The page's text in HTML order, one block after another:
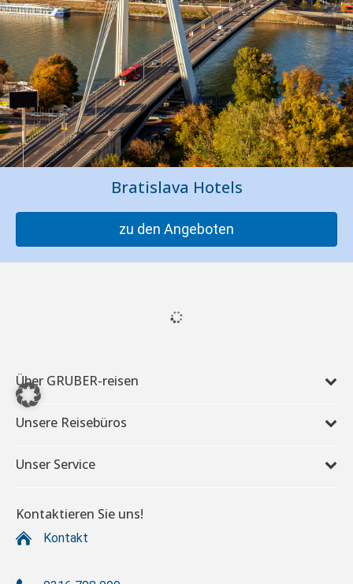
Bratislava Hotels
zu den Angeboten
Über GRUBER-reisen
Unsere Reisebüros
Unser Service
Kontaktieren Sie uns!
Kontakt